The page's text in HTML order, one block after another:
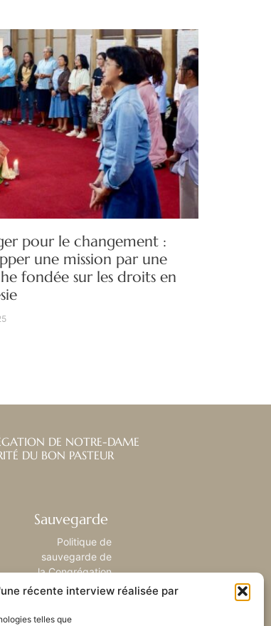
récente interview réalisée par
telles que
pour le changement :
une mission par une
fondée sur les droits en
DE NOTRE-DAME
DU BON PASTEUR
Sauvegarde
Politique de
sauvegarde de
la Congrégation